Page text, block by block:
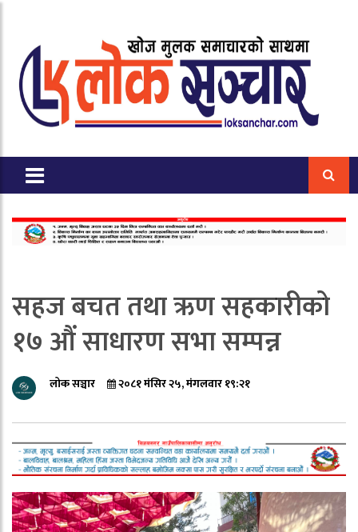
सहज बचत तथा ऋण सहकारीको
१७ औं साधारण सभा सम्पन्न
लोक सञ्चार २०८१ मंसिर २५, मंगलवार १९:२१